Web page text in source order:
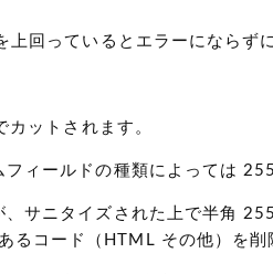
回っているとエラーにならず
ットされます。
ィールドの種類によっては
サニタイズされた上で半角
るコード（HTML その他）を削